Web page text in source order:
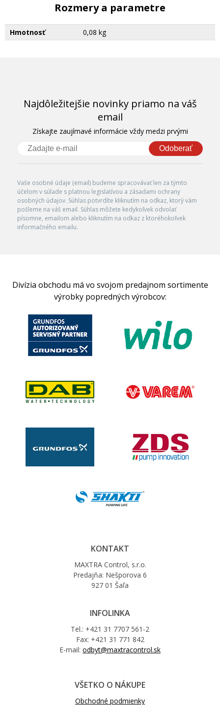
Rozmery a parametre
Hmotnosť 0,08 kg
Najdôležitejšie novinky priamo na váš
email
Získajte zaujímavé informácie vždy medzi prvými
Odoberať
Vaše osobné údaje (email) budeme spracovávať len za týmto
účelom v súlade s platnou legislatívou a zásadami ochrany
osobných údajov. Súhlas potvrdíte kliknutím na odkaz, ktorý vám
pošleme na váš email. Súhlas môžete kedykoľvek odvolať
písomne, emailom alebo kliknutím na odkaz z ktoréhokoľvek
informačného emailu.
Divízia obchodu má vo svojom predajnom sortimente
výrobky popredných výrobcov:
KONTAKT
MAXTRA Control, s.r.o.
Predajňa: Nešporova 6
927 01 Šaľa
INFOLINKA
Tel.: +421 31 7707 561-2
Fax: +421 31 771 842
E-mail: odbyt@maxtracontrol.sk
VŠETKO O NÁKUPE
Obchodné podmienky